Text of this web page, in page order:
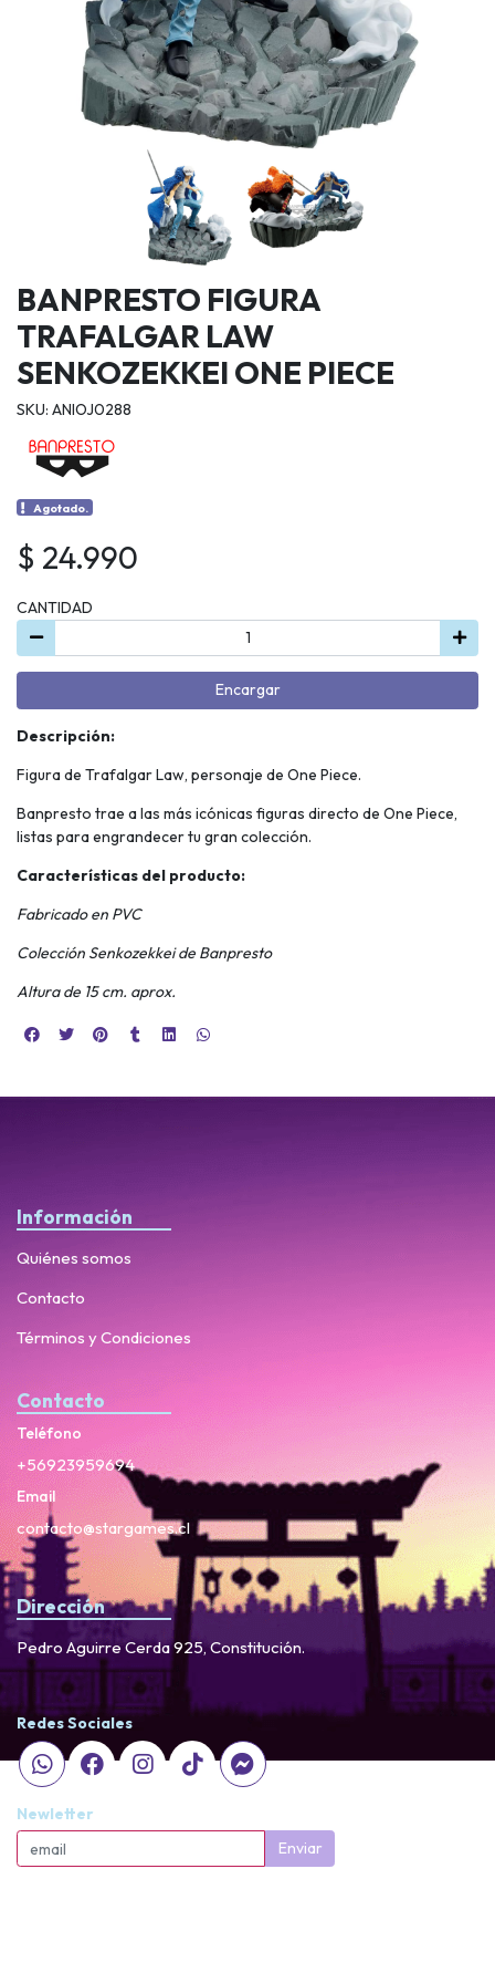
BANPRESTO FIGURA
TRAFALGAR LAW
SENKOZEKKEI ONE PIECE
SKU: ANIOJ0288
Agotado.
$ 24.990
CANTIDAD
Encargar
Descripción:
Figura de Trafalgar Law, personaje de One Piece.
Banpresto trae a las más icónicas figuras directo de One Piece,
listas para engrandecer tu gran colección.
Características del producto:
Fabricado en PVC
Colección Senkozekkei de Banpresto
Altura de 15 cm. aprox.
Información
Quiénes somos
Contacto
Términos y Condiciones
Contacto
Teléfono
+56923959694
Email
contacto@stargames.cl
Dirección
Pedro Aguirre Cerda 925, Constitución.
Redes Sociales
Newletter
Enviar